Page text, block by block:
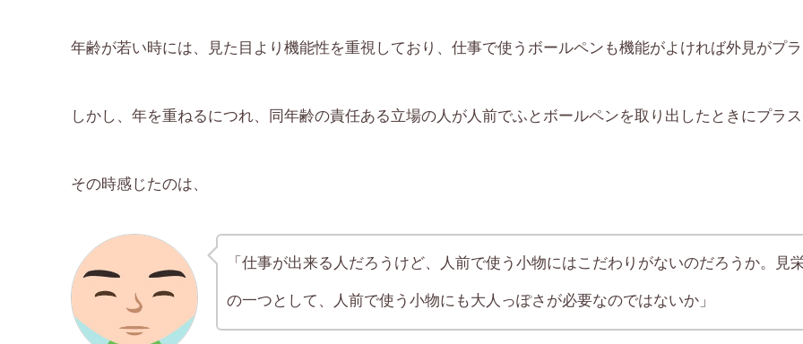
年齢が若い時には、見た目より機能性を重視しており、仕事で使うボールペンも機能がよければ外見がプ
しかし、年を重ねるにつれ、同年齢の責任ある立場の人が人前でふとボールペンを取り出したときにプラ
その時感じたのは、
「仕事が出来る人だろうけど、人前で使う小物にはこだわりがないのだろうか。
の一つとして、人前で使う小物にも大人っぽさが必要なのではないか」